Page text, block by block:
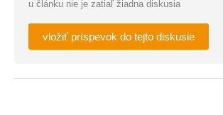
u článku nie je zatiaľ žiadna diskusia
vložiť príspevok do tejto diskusie